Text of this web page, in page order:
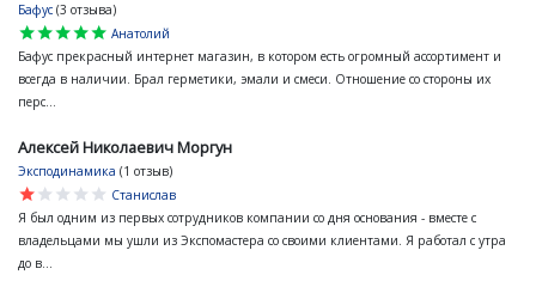
Бафус (3 отзыва)
star
star
star
star
star
Анатолий
Бафус прекрасный интернет магазин, в котором есть огромный ассортимент и
всегда в наличии. Брал герметики, эмали и смеси. Отношение со стороны их
перс...
Алексей Николаевич Моргун
Эксподинамика (1 отзыв)
star
star
star
star
star
Станислав
Я был одним из первых сотрудников компании со дня основания - вместе с
владельцами мы ушли из Экспомастера со своими клиентами. Я работал с утра
до в...